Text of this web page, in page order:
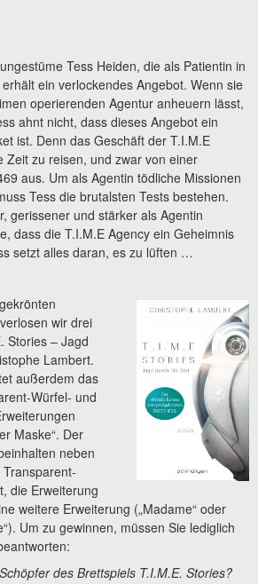
Tess Heiden, die als Patientin in
ein verlockendes Angebot. Wenn sie
operierenden Agentur anheuern lässt,
ahnt nicht, dass dieses Angebot ein
ist. Denn das Geschäft der T.I.M.E
Zeit zu reisen, und zwar von einer
aus. Um als Agentin tödliche Missionen
Tess die brutalsten Tests bestehen.
gerissener und stärker als Agentin
dass die T.I.M.E Agency ein Geheimnis
setzt alles daran, es zu lüften …
wir drei
Stories – Jagd
Lambert.
außerdem das
Würfel- und
Maske“. Der
neben
die Erweiterung
weitere Erweiterung („Madame“ oder
Um zu gewinnen, müssen Sie lediglich
des Brettspiels T.I.M.E. Stories?